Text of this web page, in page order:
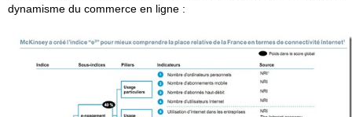
dynamisme du commerce en ligne :